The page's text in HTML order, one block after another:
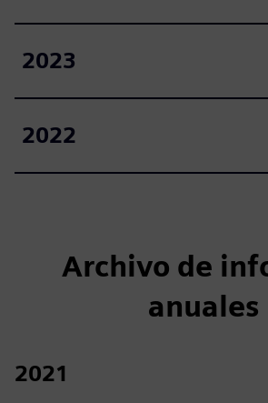
2023
2022
Archivo de
anuales
2021